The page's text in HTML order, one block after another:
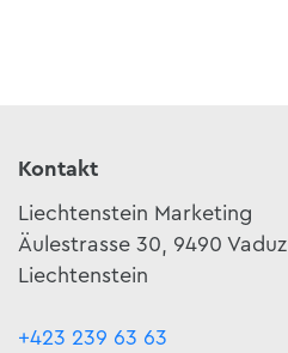
Kontakt
Liechtenstein Marketing
Äulestrasse 30, 9490 Vaduz
Liechtenstein
+423 239 63 63